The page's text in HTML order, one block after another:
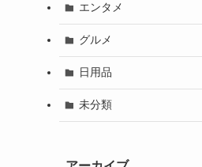
エンタメ
グルメ
日用品
未分類